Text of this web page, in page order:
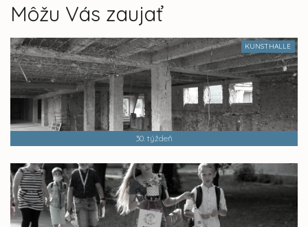
Môžu Vás zaujať
KUNSTHALLE
30. týždeň